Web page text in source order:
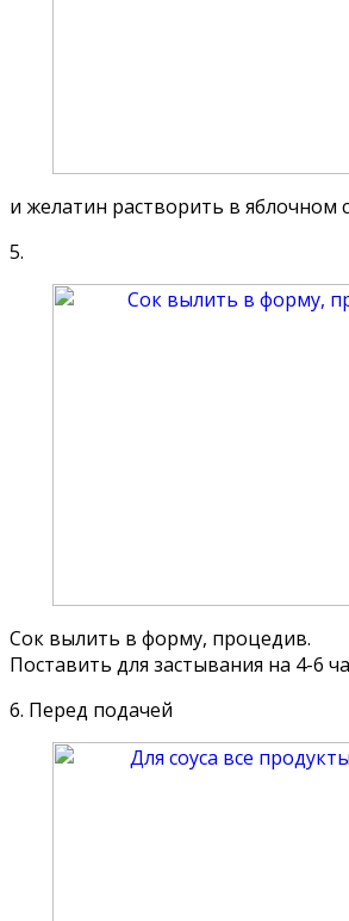
и желатин растворить в яблочном
5.
Сок вылить в форму, процедив.
Поставить для застывания на 4-6
6. Перед подачей